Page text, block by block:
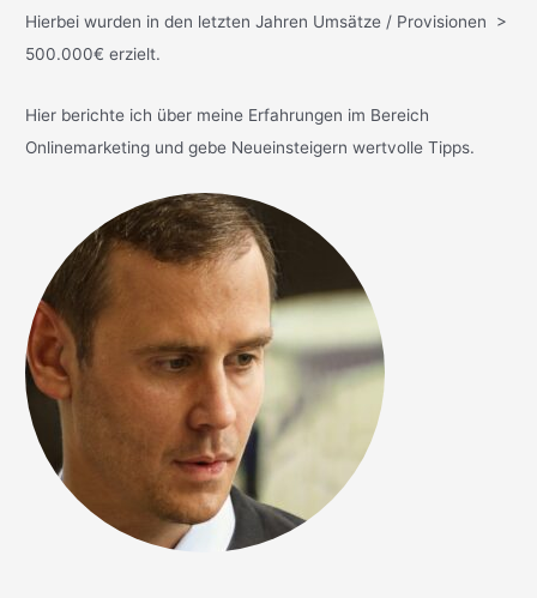
Hierbei wurden in den letzten Jahren Umsätze / Provisionen >
500.000€ erzielt.
Hier berichte ich über meine Erfahrungen im Bereich
Onlinemarketing und gebe Neueinsteigern wertvolle Tipps.